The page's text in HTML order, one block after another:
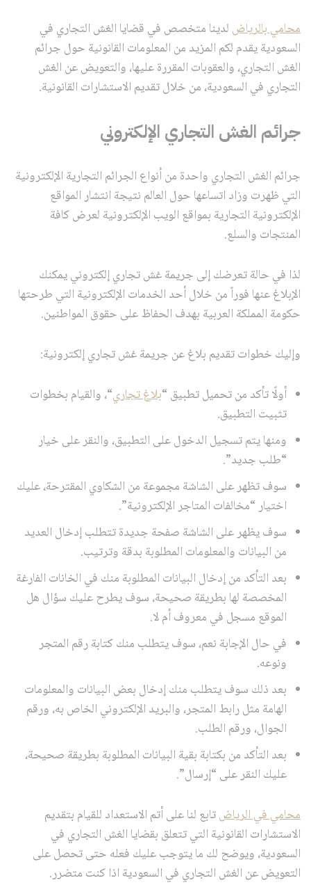
محامي بالرياض لدينا متخصص في قضايا الغش التجاري في
السعودية يقدم لكم المزيد من المعلومات القانونية حول جرائم
الغش التجاري، والعقوبات المقررة عليها، والتعويض عن الغش
التجاري في السعودية، من خلال تقديم الاستشارات القانونية.
جرائم الغش التجاري الإلكتروني
جرائم الغش التجاري واحدة من أنواع الجرائم التجارية الإلكترونية
التي ظهرت وزاد اتساعها حول العالم نتيجة انتشار المواقع
الإلكترونية التجارية بمواقع الويب الإلكترونية لعرض كافة
المنتجات والسلع.
لذا في حالة تعرضك إلى جريمة غش تجاري إلكتروني يمكنك
الإبلاغ عنها فوراً من خلال أحد الخدمات الإلكترونية التي طرحتها
حكومة المملكة العربية بهدف الحفاظ على حقوق المواطنين.
وإليك خطوات تقديم بلاغ عن جريمة غش تجاري إلكترونية:
أولًا تأكد من تحميل تطبيق “بلاغ تجاري“، والقيام بخطوات
تثبيت التطبيق.
ومنها يتم تسجيل الدخول على التطبيق، والنقر على خيار
“طلب جديد”.
سوف تظهر على الشاشة مجموعة من الشكاوي المقترحة، عليك
اختيار “مخالفات المتاجر الإلكترونية”.
سوف يظهر على الشاشة صفحة جديدة تتطلب إدخال العديد
من البيانات والمعلومات المطلوبة بدقة وترتيب.
بعد التأكد من إدخال البيانات المطلوبة منك في الخانات الفارغة
المخصصة لها بطريقة صحيحة، سوف يطرح عليك سؤال هل
الموقع مسجل في معروف أم لا.
في حال الإجابة نعم، سوف يتطلب منك كتابة رقم المتجر
ونوعه.
بعد ذلك سوف يتطلب منك إدخال بعض البيانات والمعلومات
الهامة مثل رابط المتجر، والبريد الإلكتروني الخاص به، ورقم
الجوال، ورقم الطلب.
بعد التأكد من بكتابة بقية البيانات المطلوبة بطريقة صحيحة،
عليك النقر على “إرسال”.
محامي في الرياضتابع لنا على أتم الاستعداد للقيام بتقديم
الاستشارات القانونية التي تتعلق بقضايا الغش التجاري في
السعودية، ويوضح لك ما يتوجب عليك فعله حتى تحصل على
التعويض عن الغش التجاري في السعودية اذا كنت متضرر.